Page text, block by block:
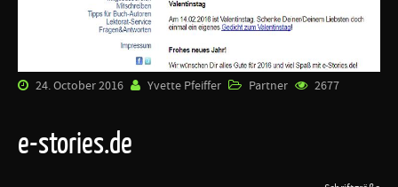
24. October 2016 Yvette Pfeiffer Partner 2677
e-stories.de